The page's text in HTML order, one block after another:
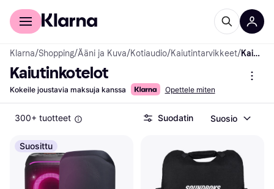
Kuluttajille
Klarna/Shopping/Ääni ja Kuva/Kotiaudio/Kaiutintarvikkeet/ Kaiutinkotelot
Kaiutinkotelot
Kokeile joustavia maksuja kanssa Opettele miten
300+ tuotteet Suodatin Suosio
Suosittu